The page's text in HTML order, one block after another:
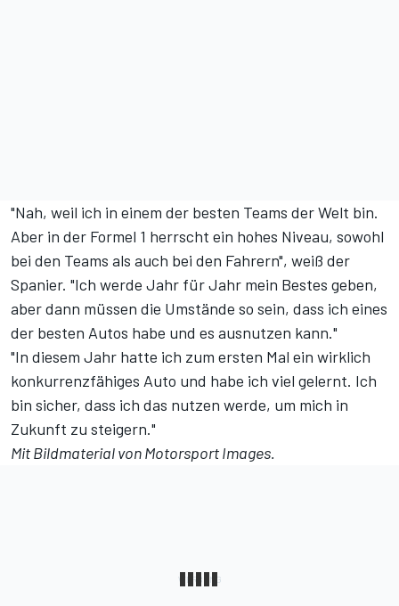
"Nah, weil ich in einem der besten Teams der Welt bin.
Aber in der Formel 1 herrscht ein hohes Niveau, sowohl
bei den Teams als auch bei den Fahrern", weiß der
Spanier. "Ich werde Jahr für Jahr mein Bestes geben,
aber dann müssen die Umstände so sein, dass ich eines
der besten Autos habe und es ausnutzen kann."
"In diesem Jahr hatte ich zum ersten Mal ein wirklich
konkurrenzfähiges Auto und habe ich viel gelernt. Ich
bin sicher, dass ich das nutzen werde, um mich in
Zukunft zu steigern."
Mit Bildmaterial von Motorsport Images.